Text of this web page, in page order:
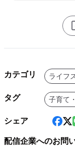
カテゴリ ライフ
タグ 子育て
シェア
配信企業へのお問